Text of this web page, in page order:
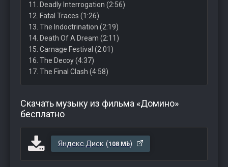
11. Deadly Interrogation (2:56)
12. Fatal Traces (1:26)
13. The Indoctrination (2:19)
14. Death Of A Dream (2:11)
15. Carnage Festival (2:01)
16. The Decoy (4:37)
17. The Final Clash (4:58)
Скачать музыку из фильма «Домино»
бесплатно
Яндекс.Диск (108 Mb)